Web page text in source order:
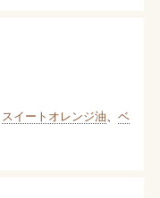
スイートオレンジ油
ベ